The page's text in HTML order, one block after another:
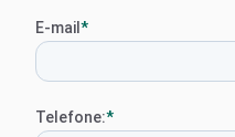
E-mail *
Telefone:*